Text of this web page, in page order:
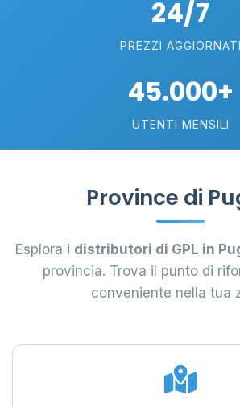
24/7
PREZZI AGGIORNATI
45.000+
UTENTI MENSILI
Province di
Esplora i distributori di GPL in
provincia. Trova il punto di
conveniente nella tua